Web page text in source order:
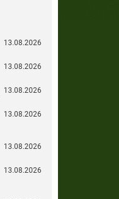
13.08.2026
13.08.2026
13.08.2026
13.08.2026
13.08.2026
13.08.2026